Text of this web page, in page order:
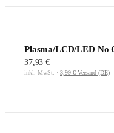
Plasma/LCD/LED No
37,93 €
inkl. MwSt. · 3,99 € Versand (DE)